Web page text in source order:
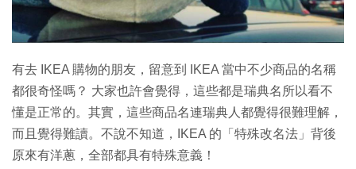
有去 IKEA 購物的朋友，留意到 IKEA 當中不少商品的名稱
都很奇怪嗎？ 大家也許會覺得，這些都是瑞典名所以看不
懂是正常的。其實，這些商品名連瑞典人都覺得很難理解，
而且覺得難讀。不說不知道，IKEA 的「特殊改名法」背後
原來有洋蔥，全部都具有特殊意義！